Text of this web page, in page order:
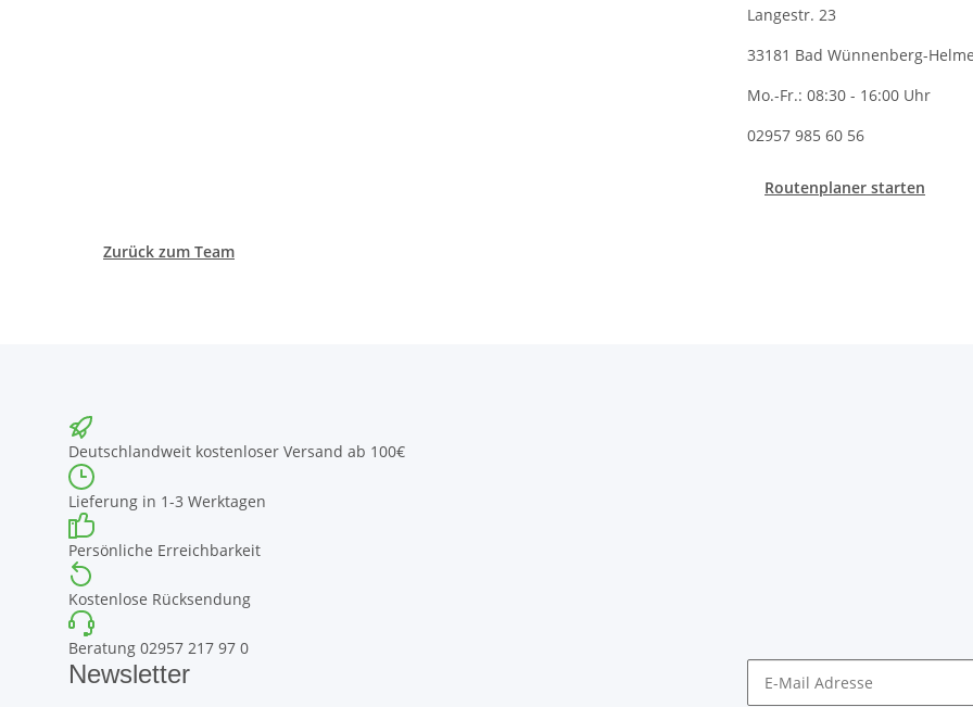
Langestr. 23
33181 Bad Wünnenberg-
Mo.-Fr.: 08:30 - 16:00 Uhr
02957 985 60 56
Routenplaner starten
Zurück zum Team
Deutschlandweit kostenloser Versand ab 100€
Lieferung in 1-3 Werktagen
Persönliche Erreichbarkeit
Kostenlose Rücksendung
Beratung 02957 217 97 0
Newsletter